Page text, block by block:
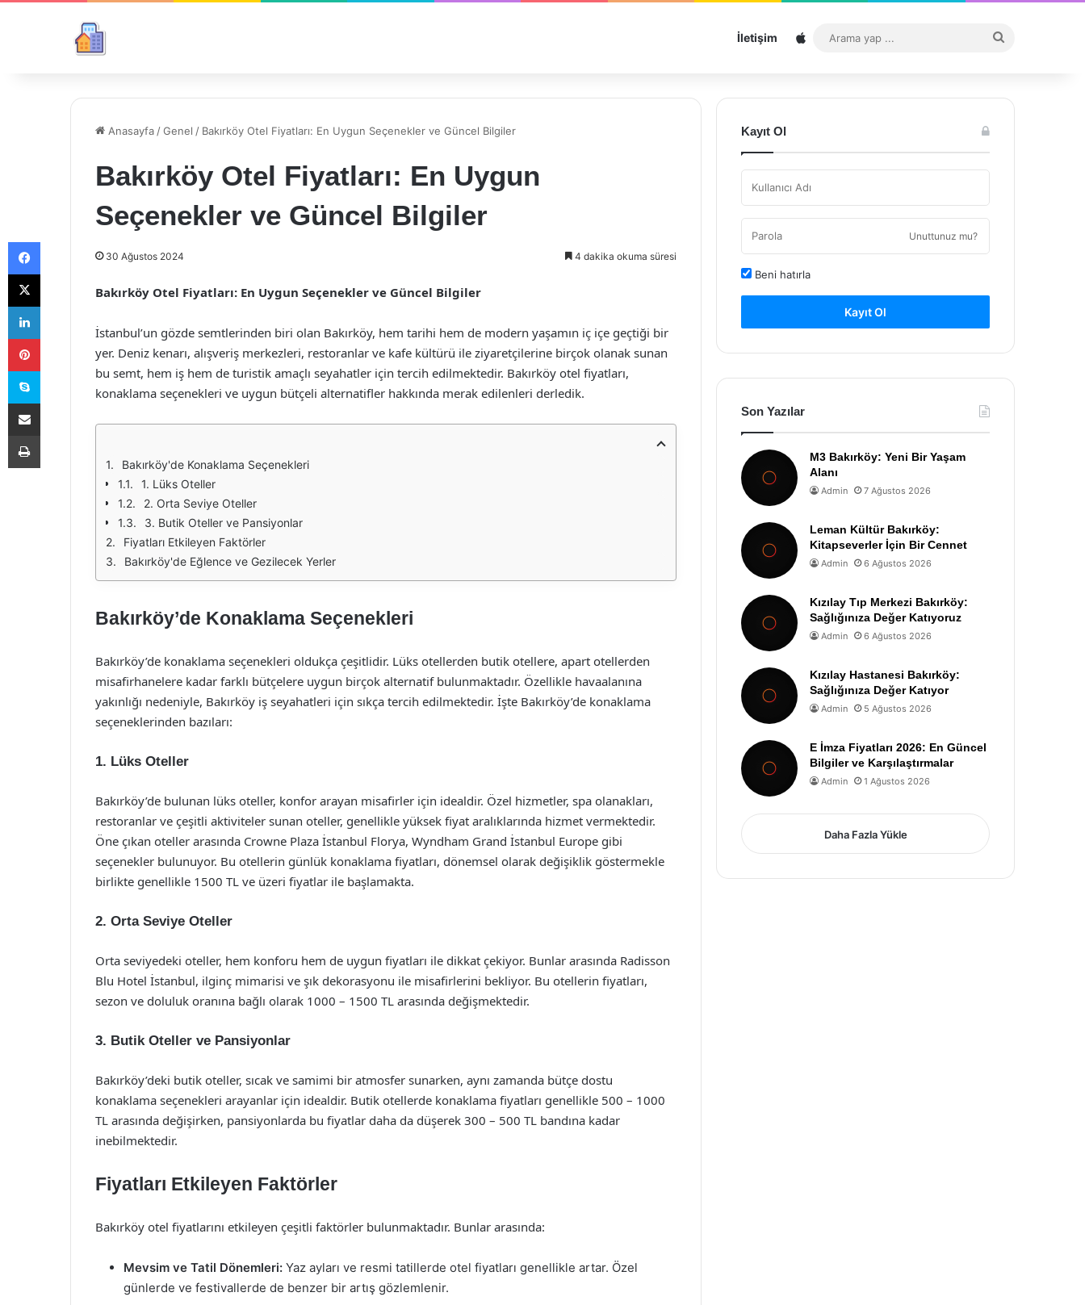
İletişim Sitemap
...
Anasayfa /Genel / Bakırköy Otel Fiyatları: En Uygun Seçenekler ve Güncel Bilgiler
Bakırköy Otel Fiyatları: En Uygun
Seçenekler ve Güncel Bilgiler
30 Ağustos 2024 4 dakika okuma süresi
Bakırköy Otel Fiyatları: En Uygun Seçenekler ve Güncel Bilgiler
İstanbul’un gözde semtlerinden biri olan Bakırköy, hem tarihi hem de modern yaşamın iç içe geçtiği bir
yer. Deniz kenarı, alışveriş merkezleri, restoranlar ve kafe kültürü ile ziyaretçilerine birçok olanak sunan
bu semt, hem iş hem de turistik amaçlı seyahatler için tercih edilmektedir. Bakırköy otel fiyatları,
konaklama seçenekleri ve uygun bütçeli alternatifler hakkında merak edilenleri derledik.
Bakırköy'de Konaklama Seçenekleri
1. Lüks Oteller
2. Orta Seviye Oteller
3. Butik Oteller ve Pansiyonlar
Fiyatları Etkileyen Faktörler
Bakırköy'de Eğlence ve Gezilecek Yerler
Bakırköy’de Konaklama Seçenekleri
Bakırköy’de konaklama seçenekleri oldukça çeşitlidir. Lüks otellerden butik otellere, apart otellerden
misafirhanelere kadar farklı bütçelere uygun birçok alternatif bulunmaktadır. Özellikle havaalanına
yakınlığı nedeniyle, Bakırköy iş seyahatleri için sıkça tercih edilmektedir. İşte Bakırköy’de konaklama
seçeneklerinden bazıları:
1. Lüks Oteller
Bakırköy’de bulunan lüks oteller, konfor arayan misafirler için idealdir. Özel hizmetler, spa olanakları,
restoranlar ve çeşitli aktiviteler sunan oteller, genellikle yüksek fiyat aralıklarında hizmet vermektedir.
Öne çıkan oteller arasında Crowne Plaza İstanbul Florya, Wyndham Grand İstanbul Europe gibi
seçenekler bulunuyor. Bu otellerin günlük konaklama fiyatları, dönemsel olarak değişiklik göstermekle
birlikte genellikle 1500 TL ve üzeri fiyatlar ile başlamakta.
2. Orta Seviye Oteller
Orta seviyedeki oteller, hem konforu hem de uygun fiyatları ile dikkat çekiyor. Bunlar arasında Radisson
Blu Hotel İstanbul, ilginç mimarisi ve şık dekorasyonu ile misafirlerini bekliyor. Bu otellerin fiyatları,
sezon ve doluluk oranına bağlı olarak 1000 – 1500 TL arasında değişmektedir.
3. Butik Oteller ve Pansiyonlar
Bakırköy’deki butik oteller, sıcak ve samimi bir atmosfer sunarken, aynı zamanda bütçe dostu
konaklama seçenekleri arayanlar için idealdir. Butik otellerde konaklama fiyatları genellikle 500 – 1000
TL arasında değişirken, pansiyonlarda bu fiyatlar daha da düşerek 300 – 500 TL bandına kadar
inebilmektedir.
Fiyatları Etkileyen Faktörler
Bakırköy otel fiyatlarını etkileyen çeşitli faktörler bulunmaktadır. Bunlar arasında:
Mevsim ve Tatil Dönemleri: Yaz ayları ve resmi tatillerde otel fiyatları genellikle artar. Özel
günlerde ve festivallerde de benzer bir artış gözlemlenir.
Kayıt Ol
Unuttunuz mu?
Beni hatırla
Kayıt Ol
Son Yazılar
M3 Bakırköy: Yeni Bir Yaşam
Alanı
Admin 7 Ağustos 2026
Leman Kültür Bakırköy:
Kitapseverler İçin Bir Cennet
Admin 6 Ağustos 2026
Kızılay Tıp Merkezi Bakırköy:
Sağlığınıza Değer Katıyoruz
Admin 6 Ağustos 2026
Kızılay Hastanesi Bakırköy:
Sağlığınıza Değer Katıyor
Admin 5 Ağustos 2026
E İmza Fiyatları 2026: En Güncel
Bilgiler ve Karşılaştırmalar
Admin 1 Ağustos 2026
Daha Fazla Yükle
Facebook
X
LinkedIn
Pinterest
Skype
E-Posta ile paylaş